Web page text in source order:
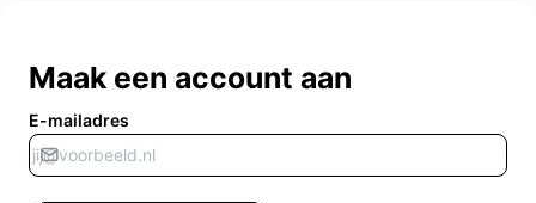
Maak een account aan
E-mailadres